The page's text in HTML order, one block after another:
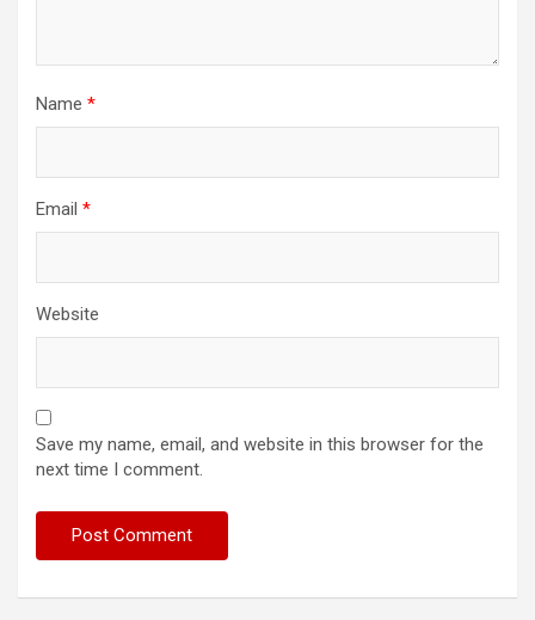
Name *
Email *
Website
Save my name, email, and website in this browser for the
next time I comment.